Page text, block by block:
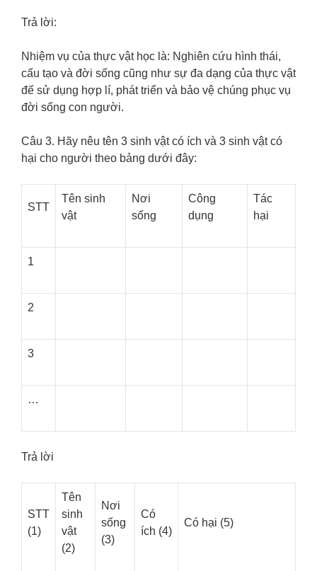
Trả lời:
Nhiệm vụ của thực vật học là: Nghiên cứu hình thái,
cấu tạo và đời sống cũng như sự đa dạng của thực vật
đế sử dụng hợp lí, phát triển và bảo vệ chúng phục vụ
đời sống con người.
Câu 3. Hãy nêu tên 3 sinh vật có ích và 3 sinh vật có
hại cho người theo bảng dưới đây:
STT
Tên sinh
vật
Nơi
sống
Công
dụng
Tác
hại
1
2
3
…
Trả lời
STT
(1)
Tên
sinh
vật
(2)
Nơi
sống
(3)
Có
ích (4)
Có hại (5)